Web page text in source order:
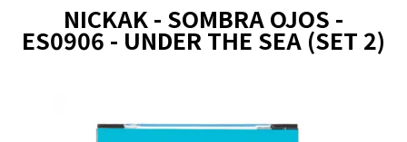
NICKAK - SOMBRA OJOS -
ES0906 - UNDER THE SEA (SET 2)